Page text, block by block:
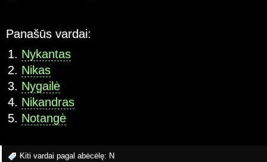
Panašūs vardai:
Nykantas
Nikas
Nygailė
Nikandras
Notangė
Kiti vardai pagal abėcėlę: N